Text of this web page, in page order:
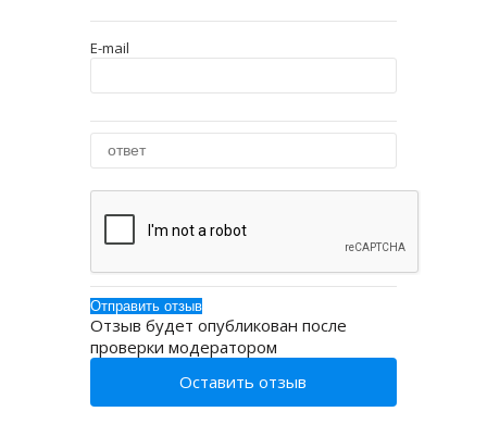
E-mail
Отзыв будет опубликован после
проверки модератором
Оставить отзыв